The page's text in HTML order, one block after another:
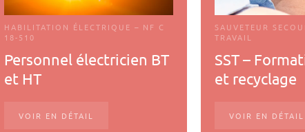
HABILITATION ÉLECTRIQUE – NF C
18-510
Personnel électricien BT
et HT
VOIR EN DÉTAIL
SAUVETEUR
TRAVAIL
SST –
et recyclage
VOIR EN DÉTAIL